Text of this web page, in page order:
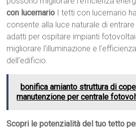
con lucernario I tetti con lucernario
consente alla luce naturale di
adatti per ospitare impianti
migliorare l’illuminazione e
dell’edificio.
bonifica amianto struttura di
manutenzione per centrale
Scopri le potenzialità del tuo tetto